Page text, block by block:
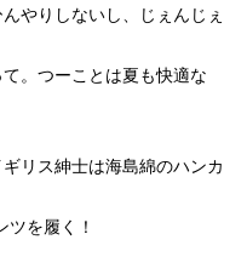
やりしないし、じぇんじぇ
。つーことは夏も快適な
リス紳士は海島綿のハンカ
を履く！